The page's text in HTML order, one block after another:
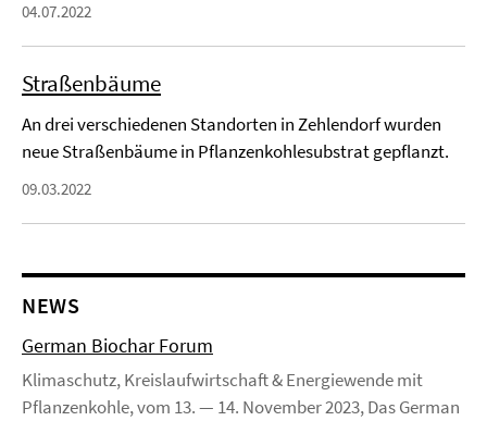
04.07.2022
Straßenbäume
An drei verschiedenen Standorten in Zehlendorf wurden
neue Straßenbäume in Pflanzenkohlesubstrat gepflanzt.
09.03.2022
NEWS
German Biochar Forum
Klimaschutz, Kreislaufwirtschaft & Energiewende mit
Pflanzenkohle, vom 13. — 14. November 2023, Das German